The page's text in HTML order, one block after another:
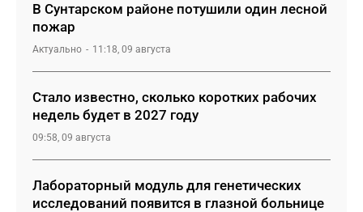
В Сунтарском районе потушили один лесной
пожар
Актуально 11:18, 09 августа
Стало известно, сколько коротких рабочих
недель будет в 2027 году
09:58, 09 августа
Лабораторный модуль для генетических
исследований появится в глазной больнице